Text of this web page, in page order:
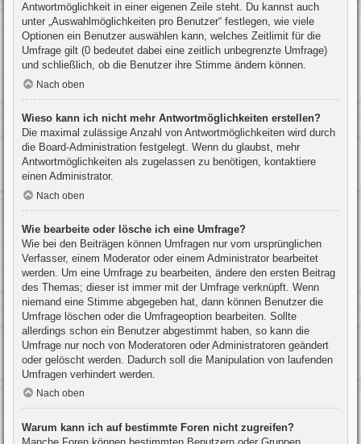
Antwortmöglichkeit in einer eigenen Zeile steht. Du kannst auch
unter „Auswahlmöglichkeiten pro Benutzer“ festlegen, wie viele
Optionen ein Benutzer auswählen kann, welches Zeitlimit für die
Umfrage gilt (0 bedeutet dabei eine zeitlich unbegrenzte Umfrage)
und schließlich, ob die Benutzer ihre Stimme ändern können.
Nach oben
Wieso kann ich nicht mehr Antwortmöglichkeiten erstellen?
Die maximal zulässige Anzahl von Antwortmöglichkeiten wird durch
die Board-Administration festgelegt. Wenn du glaubst, mehr
Antwortmöglichkeiten als zugelassen zu benötigen, kontaktiere
einen Administrator.
Nach oben
Wie bearbeite oder lösche ich eine Umfrage?
Wie bei den Beiträgen können Umfragen nur vom ursprünglichen
Verfasser, einem Moderator oder einem Administrator bearbeitet
werden. Um eine Umfrage zu bearbeiten, ändere den ersten Beitrag
des Themas; dieser ist immer mit der Umfrage verknüpft. Wenn
niemand eine Stimme abgegeben hat, dann können Benutzer die
Umfrage löschen oder die Umfrageoption bearbeiten. Sollte
allerdings schon ein Benutzer abgestimmt haben, so kann die
Umfrage nur noch von Moderatoren oder Administratoren geändert
oder gelöscht werden. Dadurch soll die Manipulation von laufenden
Umfragen verhindert werden.
Nach oben
Warum kann ich auf bestimmte Foren nicht zugreifen?